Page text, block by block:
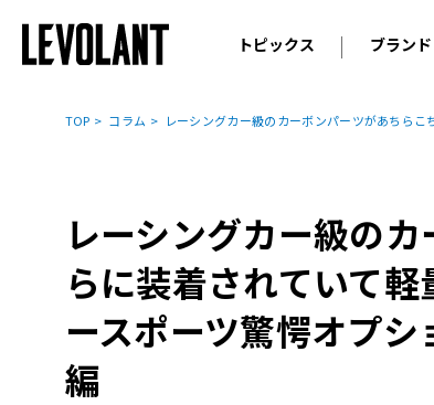
トピックス
ニュース
コラム
ブランド
輸入車
TOP コラム レーシングカー級のカーボンパーツがあちら
レーシングカー級の
らに装着されていて
ースポーツ驚愕オプ
編